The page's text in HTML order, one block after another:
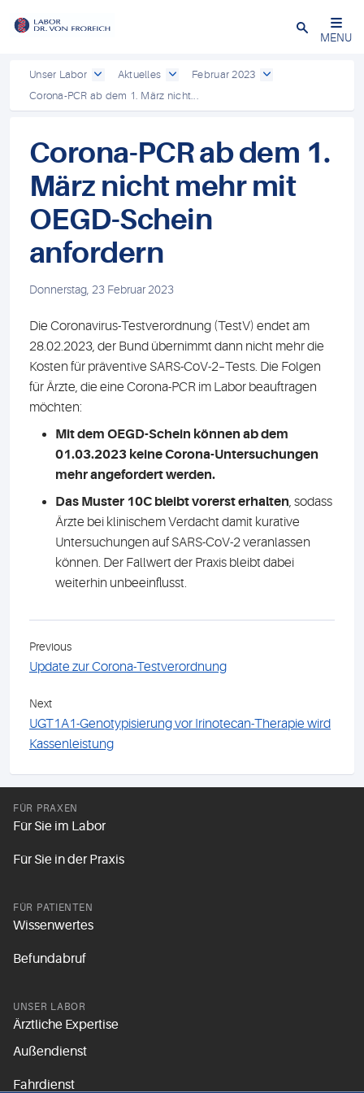
Close
MENU
Unser Labor Aktuelles
Februar 2023
Corona-PCR ab dem 1. März nicht...
Corona-PCR ab dem 1.
März nicht mehr mit
OEGD-Schein
anfordern
Donnerstag, 23 Februar 2023
Die Coronavirus-Testverordnung (TestV) endet am
28.02.2023, der Bund übernimmt dann nicht mehr die
Kosten für präventive SARS-CoV-2–Tests. Die Folgen
für Ärzte, die eine Corona-PCR im Labor beauftragen
möchten:
Mit dem OEGD-Schein können ab dem
01.03.2023 keine Corona-Untersuchungen
mehr angefordert werden.
Das Muster 10C bleibt vorerst erhalten, sodass
Ärzte bei klinischem Verdacht damit kurative
Untersuchungen auf SARS-CoV-2 veranlassen
können. Der Fallwert der Praxis bleibt dabei
weiterhin unbeeinflusst.
Previous
Update zur Corona-Testverordnung
Next
UGT1A1-Genotypisierung vor Irinotecan-Therapie wird
Kassenleistung
FÜR PRAXEN
Für Sie im Labor
Für Sie in der Praxis
FÜR PATIENTEN
Wissenwertes
Befundabruf
UNSER LABOR
Ärztliche Expertise
Außendienst
Fahrdienst